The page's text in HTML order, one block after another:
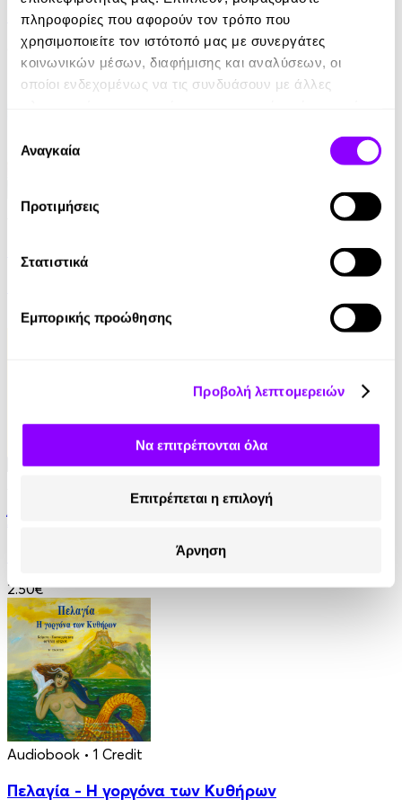
πληροφορίες που αφορούν τον τρόπο που
χρησιμοποιείτε τον ιστότοπό μας με συνεργάτες
κοινωνικών μέσων, διαφήμισης και αναλύσεων, οι
οποίοι ενδεχομένως να τις συνδυάσουν με άλλες
των υπηρεσιών τους.
συγκατάθεσης
Αναγκαία
Προτιμήσεις
Στατιστικά
Εμπορικής προώθησης
Προβολή λεπτομερειών
Να επιτρέπονται όλα
Επιτρέπεται η επιλογή
Άρνηση
Jurgen Banscherus
6.99€
Audiobook • 1 Credit
Κάτω από τον Ίδιο Ουρανό
4.90€
2.50€
Audiobook • 1 Credit
Πελαγία - Η γοργόνα των Κυθήρων